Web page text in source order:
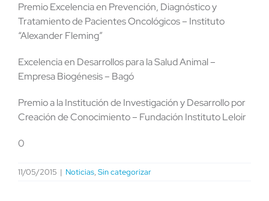
Premio Excelencia en Prevención, Diagnóstico y
Tratamiento de Pacientes Oncológicos – Instituto
“Alexander Fleming”
Excelencia en Desarrollos para la Salud Animal –
Empresa Biogénesis – Bagó
Premio a la Institución de Investigación y Desarrollo por
Creación de Conocimiento – Fundación Instituto Leloir
0
11/05/2015 | Noticias,Sin categorizar